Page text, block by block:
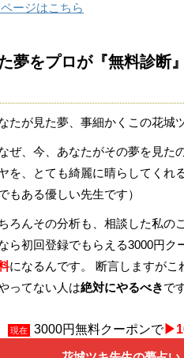
ージはこちら
夢をプロが『無料診断』
たが見た夢、事細かくこの花城
なぜ、今、あなたがその夢を見
を、とても綺麗に晴らしてくれ
もある優しい先生です）
ろんその分析も、相談した私の
ら初回登録でもらえる3000円ク
になるんです。 断言しますがこ
ってない人は絶対にやるべきで
現在 3000円無料クーポンで